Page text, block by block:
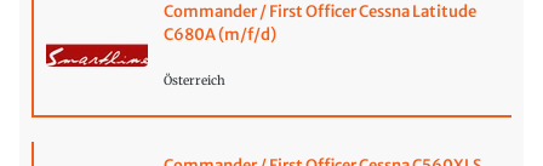
Commander / First Officer Cessna Latitude
C680A (m/f/d)
Österreich